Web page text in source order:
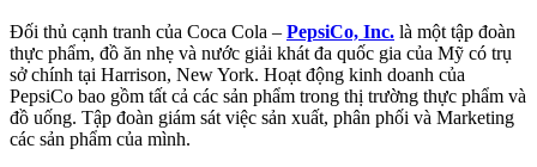
Đối thủ cạnh tranh của Coca Cola – PepsiCo, Inc. là một tập đoàn
thực phẩm, đồ ăn nhẹ và nước giải khát đa quốc gia của Mỹ có trụ
sở chính tại Harrison, New York. Hoạt động kinh doanh của
PepsiCo bao gồm tất cả các sản phẩm trong thị trường thực phẩm và
đồ uống. Tập đoàn giám sát việc sản xuất, phân phối và Marketing
các sản phẩm của mình.